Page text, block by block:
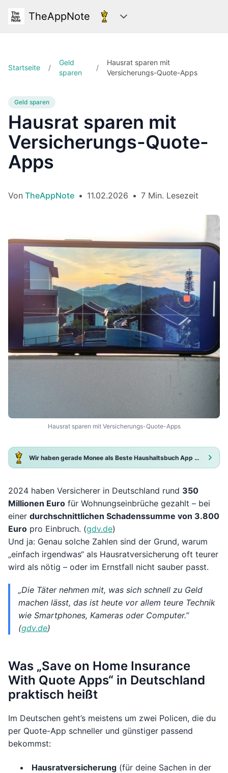
TheAppNote Kategorien
Startseite /
Geld
sparen
/
Hausrat sparen mit
Versicherungs-Quote-Apps
Geld sparen
Hausrat sparen mit
Versicherungs-Quote-
Apps
Von TheAppNote • 11.02.2026 • 7 Min. Lesezeit
Hausrat sparen mit Versicherungs-Quote-Apps
Wir haben gerade Monee als Beste Haushaltsbuch App 2025 ausgezeichnet!
2024 haben Versicherer in Deutschland rund 350
Millionen Euro für Wohnungseinbrüche gezahlt – bei
einer durchschnittlichen Schadenssumme von 3.800
Euro pro Einbruch. (gdv.de)
Und ja: Genau solche Zahlen sind der Grund, warum
„einfach irgendwas“ als Hausratversicherung oft teurer
wird als nötig – oder im Ernstfall nicht sauber passt.
„Die Täter nehmen mit, was sich schnell zu Geld
machen lässt, das ist heute vor allem teure Technik
wie Smartphones, Kameras oder Computer.”
(gdv.de)
Was „Save on Home Insurance
With Quote Apps“ in Deutschland
praktisch heißt
Im Deutschen geht’s meistens um zwei Policen, die du
per Quote-App schneller und günstiger passend
bekommst:
Hausratversicherung (für deine Sachen in der